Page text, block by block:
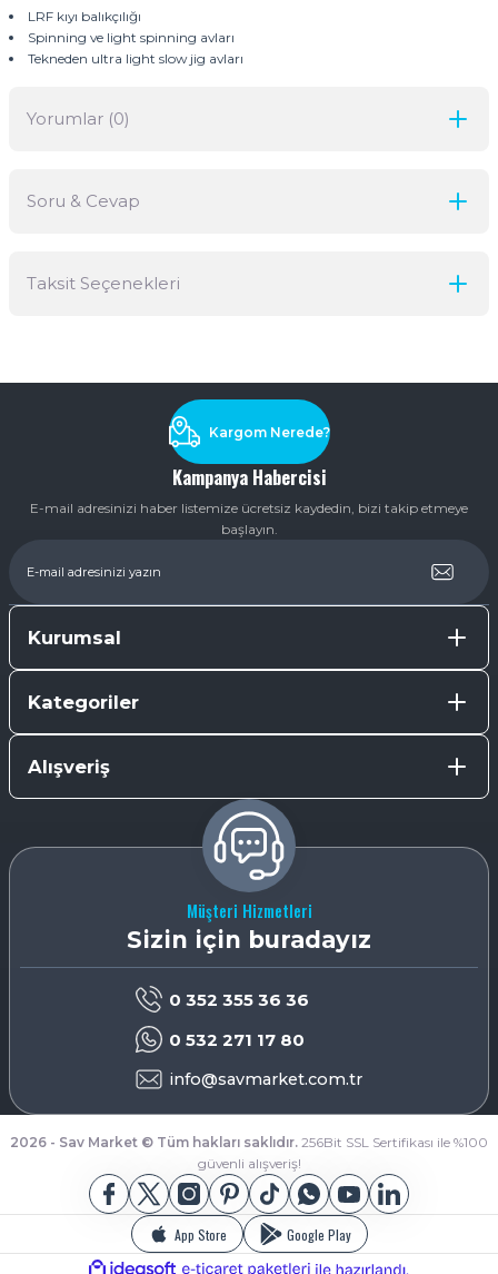
LRF kıyı balıkçılığı
Spinning ve light spinning avları
Tekneden ultra light slow jig avları
Yorumlar (0)
Soru & Cevap
Taksit Seçenekleri
Kampanya Habercisi
E-mail adresinizi haber listemize ücretsiz kaydedin, bizi takip etmeye
başlayın.
Kargom Nerede?
Kurumsal
Kategoriler
Alışveriş
Müşteri Hizmetleri
Sizin için buradayız
0 352 355 36 36
0 532 271 17 80
info@savmarket.com.tr
2026 - Sav Market © Tüm hakları saklıdır. 256Bit SSL Sertifikası ile %100
güvenli alışveriş!
App Store Google Play
ideasoft e-